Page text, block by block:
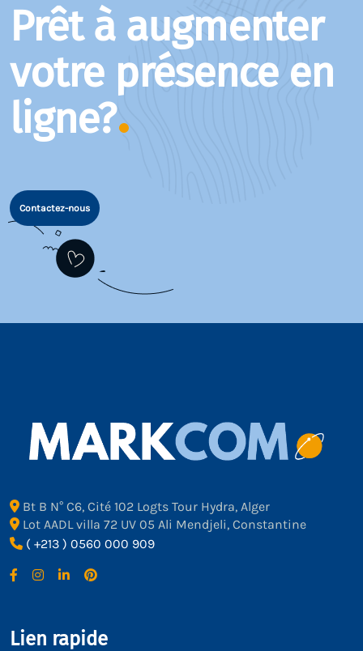
Prêt à augmenter
votre présence en
ligne?
Contactez-nous
Bt B N° C6, Cité 102 Logts Tour Hydra, Alger
Lot AADL villa 72 UV 05 Ali Mendjeli, Constantine
( +213 ) 0560 000 909
Lien rapide